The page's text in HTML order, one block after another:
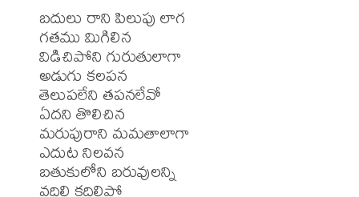
బదులు రాని పిలుపు లాగ
గతము మిగిలిన
విడిచిపోని గురుతులాగా
అడుగు కలపన
తెలుపలేని తపనలేవో
ఏదని తొలిచిన
మరుపురాని మమతాలాగా
ఎదుట నిలవన
బతుకులోని బరువులన్ని
వదిలి కదిలిపో